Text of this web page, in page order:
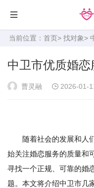
当前位置： 首页> 找对象>
中卫市优质婚
曹灵融 2026-01-
随着社会的发展和人们
始关注婚恋服务的质量和
寻找一个正规、可靠的婚
题。本文将介绍中卫市几